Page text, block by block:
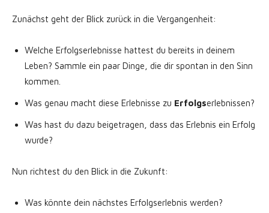
Zunächst geht der Blick zurück in die Vergangenheit:
Welche Erfolgserlebnisse hattest du bereits in deinem
Leben? Sammle ein paar Dinge, die dir spontan in den Sinn
kommen.
Was genau macht diese Erlebnisse zu Erfolgserlebnissen?
Was hast du dazu beigetragen, dass das Erlebnis ein Erfolg
wurde?
Nun richtest du den Blick in die Zukunft:
Was könnte dein nächstes Erfolgserlebnis werden?